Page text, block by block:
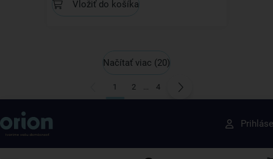
Vložiť do košíka
Načítať viac (20)
1 2 ... 4
Získajte rady, recepty a tipy na zľavy skôr ako
ktokoľvek iný
Prihláste sa k odberu nášho newslettera.